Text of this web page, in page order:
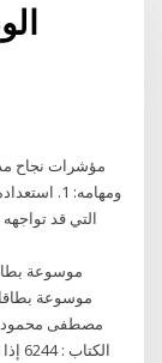
مؤشرات نجاح
ومهامه:
موسوعة
موسوعة
مصطفى محمود